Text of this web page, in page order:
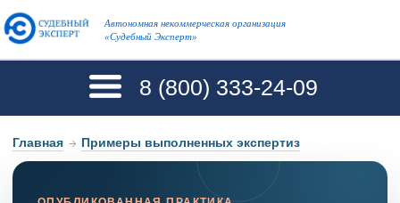
Автономная некоммерческая организация
«Судебный Эксперт»
8 (800) 333-24-09
Главная → Примеры выполненных экспертиз